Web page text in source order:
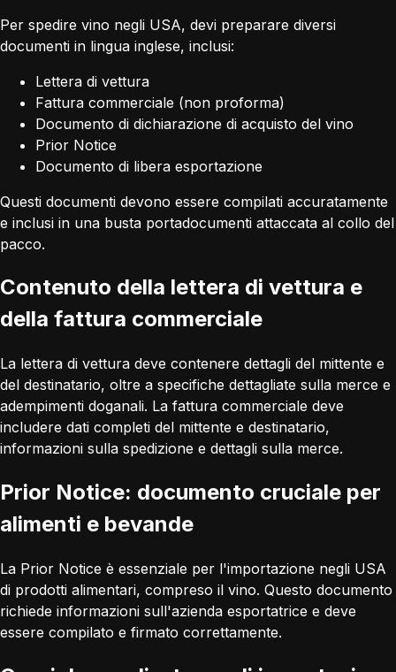
Per spedire vino negli USA, devi preparare diversi
documenti in lingua inglese, inclusi:
Lettera di vettura
Fattura commerciale (non proforma)
Documento di dichiarazione di acquisto del vino
Prior Notice
Documento di libera esportazione
Questi documenti devono essere compilati accuratamente
e inclusi in una busta portadocumenti attaccata al collo del
pacco.
Contenuto della lettera di vettura e
della fattura commerciale
La lettera di vettura deve contenere dettagli del mittente e
del destinatario, oltre a specifiche dettagliate sulla merce e
adempimenti doganali. La fattura commerciale deve
includere dati completi del mittente e destinatario,
informazioni sulla spedizione e dettagli sulla merce.
Prior Notice: documento cruciale per
alimenti e bevande
La Prior Notice è essenziale per l'importazione negli USA
di prodotti alimentari, compreso il vino. Questo documento
richiede informazioni sull'azienda esportatrice e deve
essere compilato e firmato correttamente.